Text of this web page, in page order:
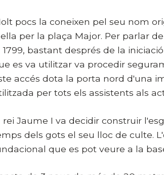
pocs la coneixen pel seu nom
per la plaça Major. Per parlar
1799, bastant després de la
es va utilitzar va procedir
accés dota la porta nord d'una
per tots els assistents als
rei Jaume I va decidir construir
dels gots el seu lloc de culte.
que es pot veure a la